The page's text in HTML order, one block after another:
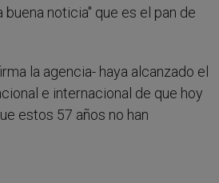
noticia" que es el pan de
la agencia- haya alcanzado el
e internacional de que hoy
estos 57 años no han